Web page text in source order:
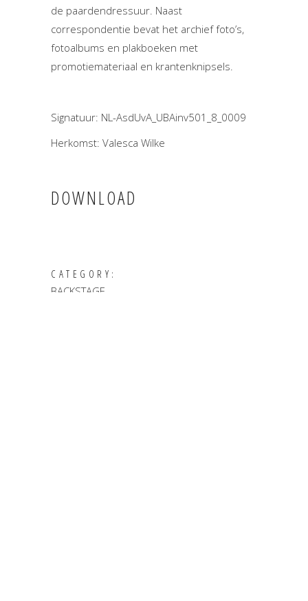
de paardendressuur. Naast
correspondentie bevat het archief foto’s,
fotoalbums en plakboeken met
promotiemateriaal en krantenknipsels.
Signatuur: NL-AsdUvA_UBAinv501_8_0009
Herkomst: Valesca Wilke
DOWNLOAD
CATEGORY:
BACKSTAGE